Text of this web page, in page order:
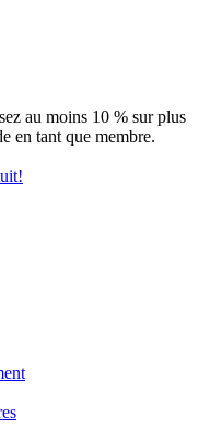
au moins 10 % sur plus
en tant que membre.